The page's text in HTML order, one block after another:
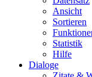
Ansicht
Sortieren
Statistik
Hilfe
Dialoge